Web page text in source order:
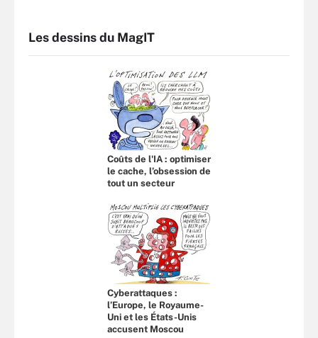
Les dessins du MagIT
Coûts de l'IA : optimiser
le cache, l’obsession de
tout un secteur
Cyberattaques :
l’Europe, le Royaume-
Uni et les États-Unis
accusent Moscou